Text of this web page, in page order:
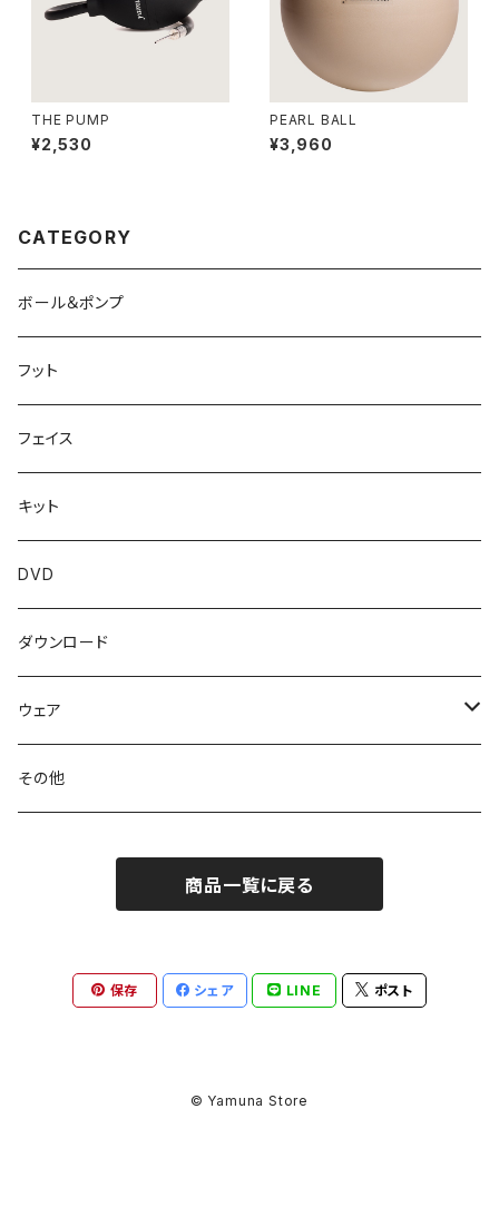
THE PUMP
¥2,530
PEARL BALL
¥3,960
CATEGORY
ボール＆ポンプ
フット
フェイス
キット
DVD
ダウンロード
ウェア
トップス
その他
商品一覧に戻る
保存 シェア LINE ポスト
© Yamuna Store